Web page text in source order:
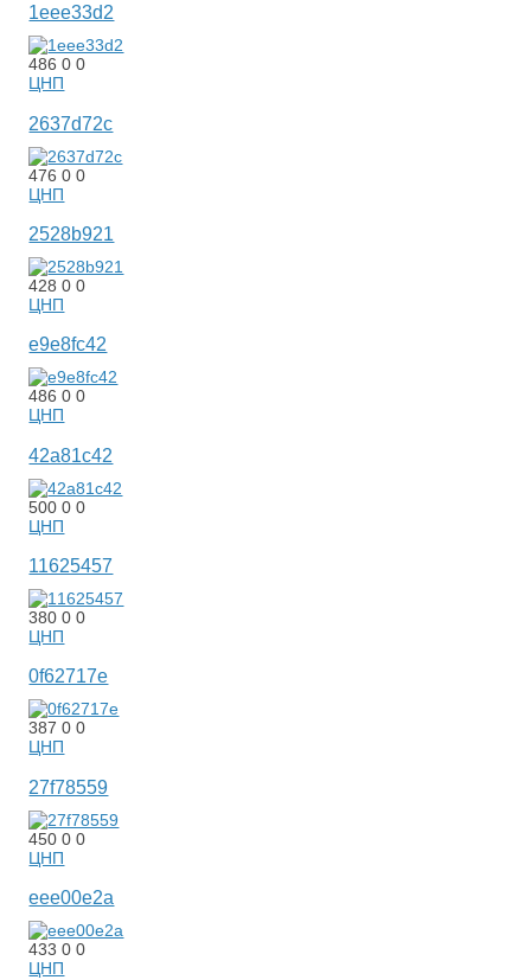
1eee33d2
48600
ЦНП
2637d72c
47600
ЦНП
2528b921
42800
ЦНП
e9e8fc42
48600
ЦНП
42a81c42
50000
ЦНП
11625457
38000
ЦНП
0f62717e
38700
ЦНП
27f78559
45000
ЦНП
eee00e2a
43300
ЦНП